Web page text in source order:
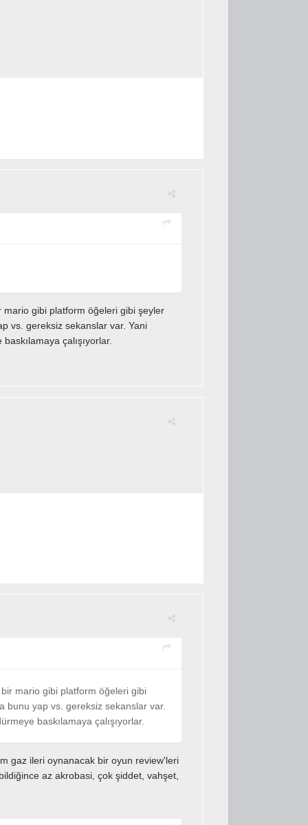
mario gibi platform öğeleri gibi şeyler
vs. gereksiz sekanslar var. Yani
çalışıyorlar.
mario gibi platform öğeleri gibi
bunu yap vs. gereksiz sekanslar var.
baskılamaya çalışıyorlar.
gaz ileri oynanacak bir oyun review'leri
az akrobasi, çok şiddet, vahşet,